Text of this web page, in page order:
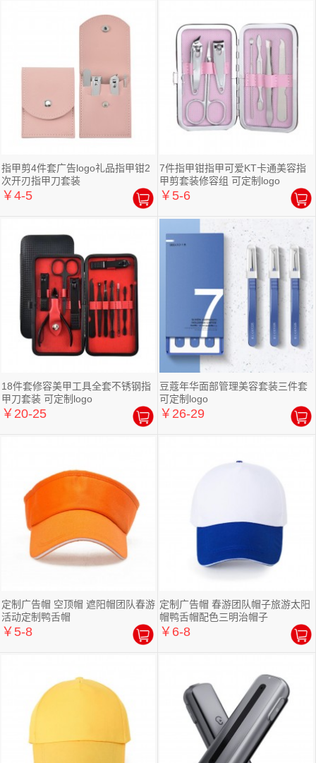
指甲剪4件套广告logo礼品指甲钳2
次开刃指甲刀套装
￥4-5
7件指甲钳指甲可爱KT卡通美容指
甲剪套装修容组 可定制logo
￥5-6
18件套修容美甲工具全套不锈钢指
甲刀套装 可定制logo
￥20-25
豆蔻年华面部管理美容套装三件套
可定制logo
￥26-29
定制广告帽 空顶帽 遮阳帽团队春游
活动定制鸭舌帽
￥5-8
定制广告帽 春游团队帽子旅游太阳
帽鸭舌帽配色三明治帽子
￥6-8